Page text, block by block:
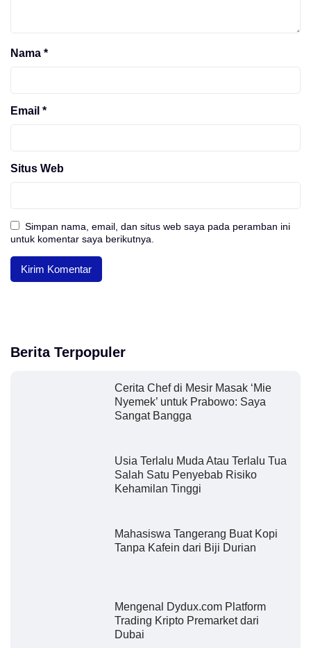
Nama *
Email *
Situs Web
Simpan nama, email, dan situs web saya pada peramban ini
untuk komentar saya berikutnya.
Berita Terpopuler
Cerita Chef di Mesir Masak ‘Mie
Nyemek’ untuk Prabowo: Saya
Sangat Bangga
Usia Terlalu Muda Atau Terlalu Tua
Salah Satu Penyebab Risiko
Kehamilan Tinggi
Mahasiswa Tangerang Buat Kopi
Tanpa Kafein dari Biji Durian
Mengenal Dydux.com Platform
Trading Kripto Premarket dari
Dubai